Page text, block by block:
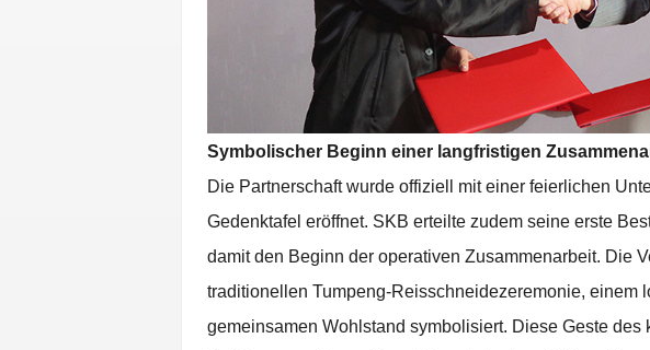
Symbolischer Beginn einer langfristigen
Die Partnerschaft wurde offiziell mit einer feierlichen
Gedenktafel eröffnet. SKB erteilte zudem seine erste
damit den Beginn der operativen Zusammenarbeit. Die
traditionellen Tumpeng-Reisschneidezeremonie, einem
gemeinsamen Wohlstand symbolisiert. Diese Geste